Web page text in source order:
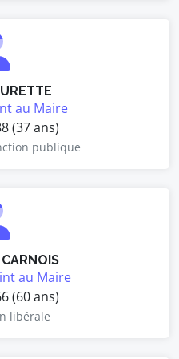
au Maire
(37 ans)
publique
au Maire
(60 ans)
libérale